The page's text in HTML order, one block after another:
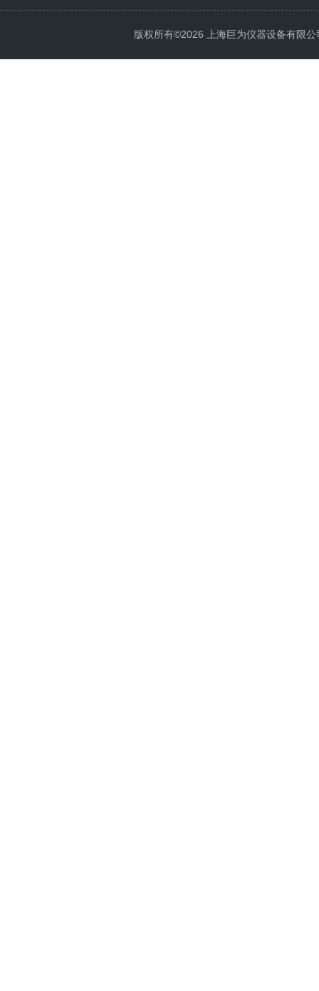
版权所有©2026 上海巨为仪器设备有限